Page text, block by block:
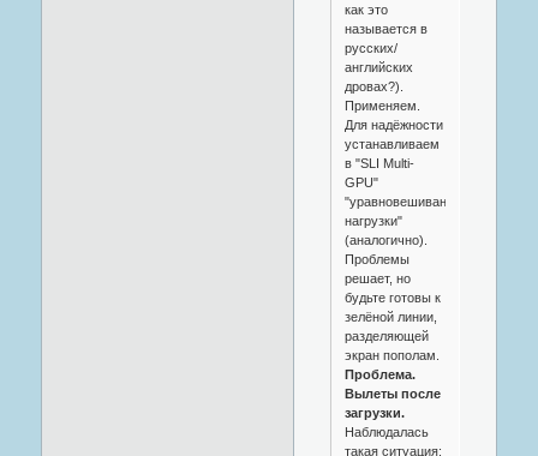
как это
называется в
русских/
английских
дровах?).
Применяем.
Для надёжности
устанавливаем
в "SLI Multi-
GPU"
"уравновешивание
нагрузки"
(аналогично).
Проблемы
решает, но
будьте готовы к
зелёной линии,
разделяющей
экран пополам.
Проблема.
Вылеты после
загрузки.
Наблюдалась
такая ситуация: